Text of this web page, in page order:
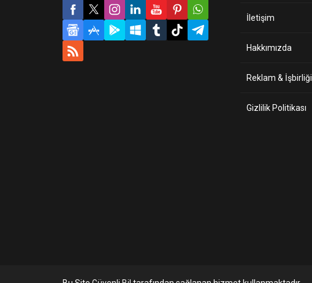
İletişim
Hakkımızda
Reklam & İşbirliği
Gizlilik Politikası